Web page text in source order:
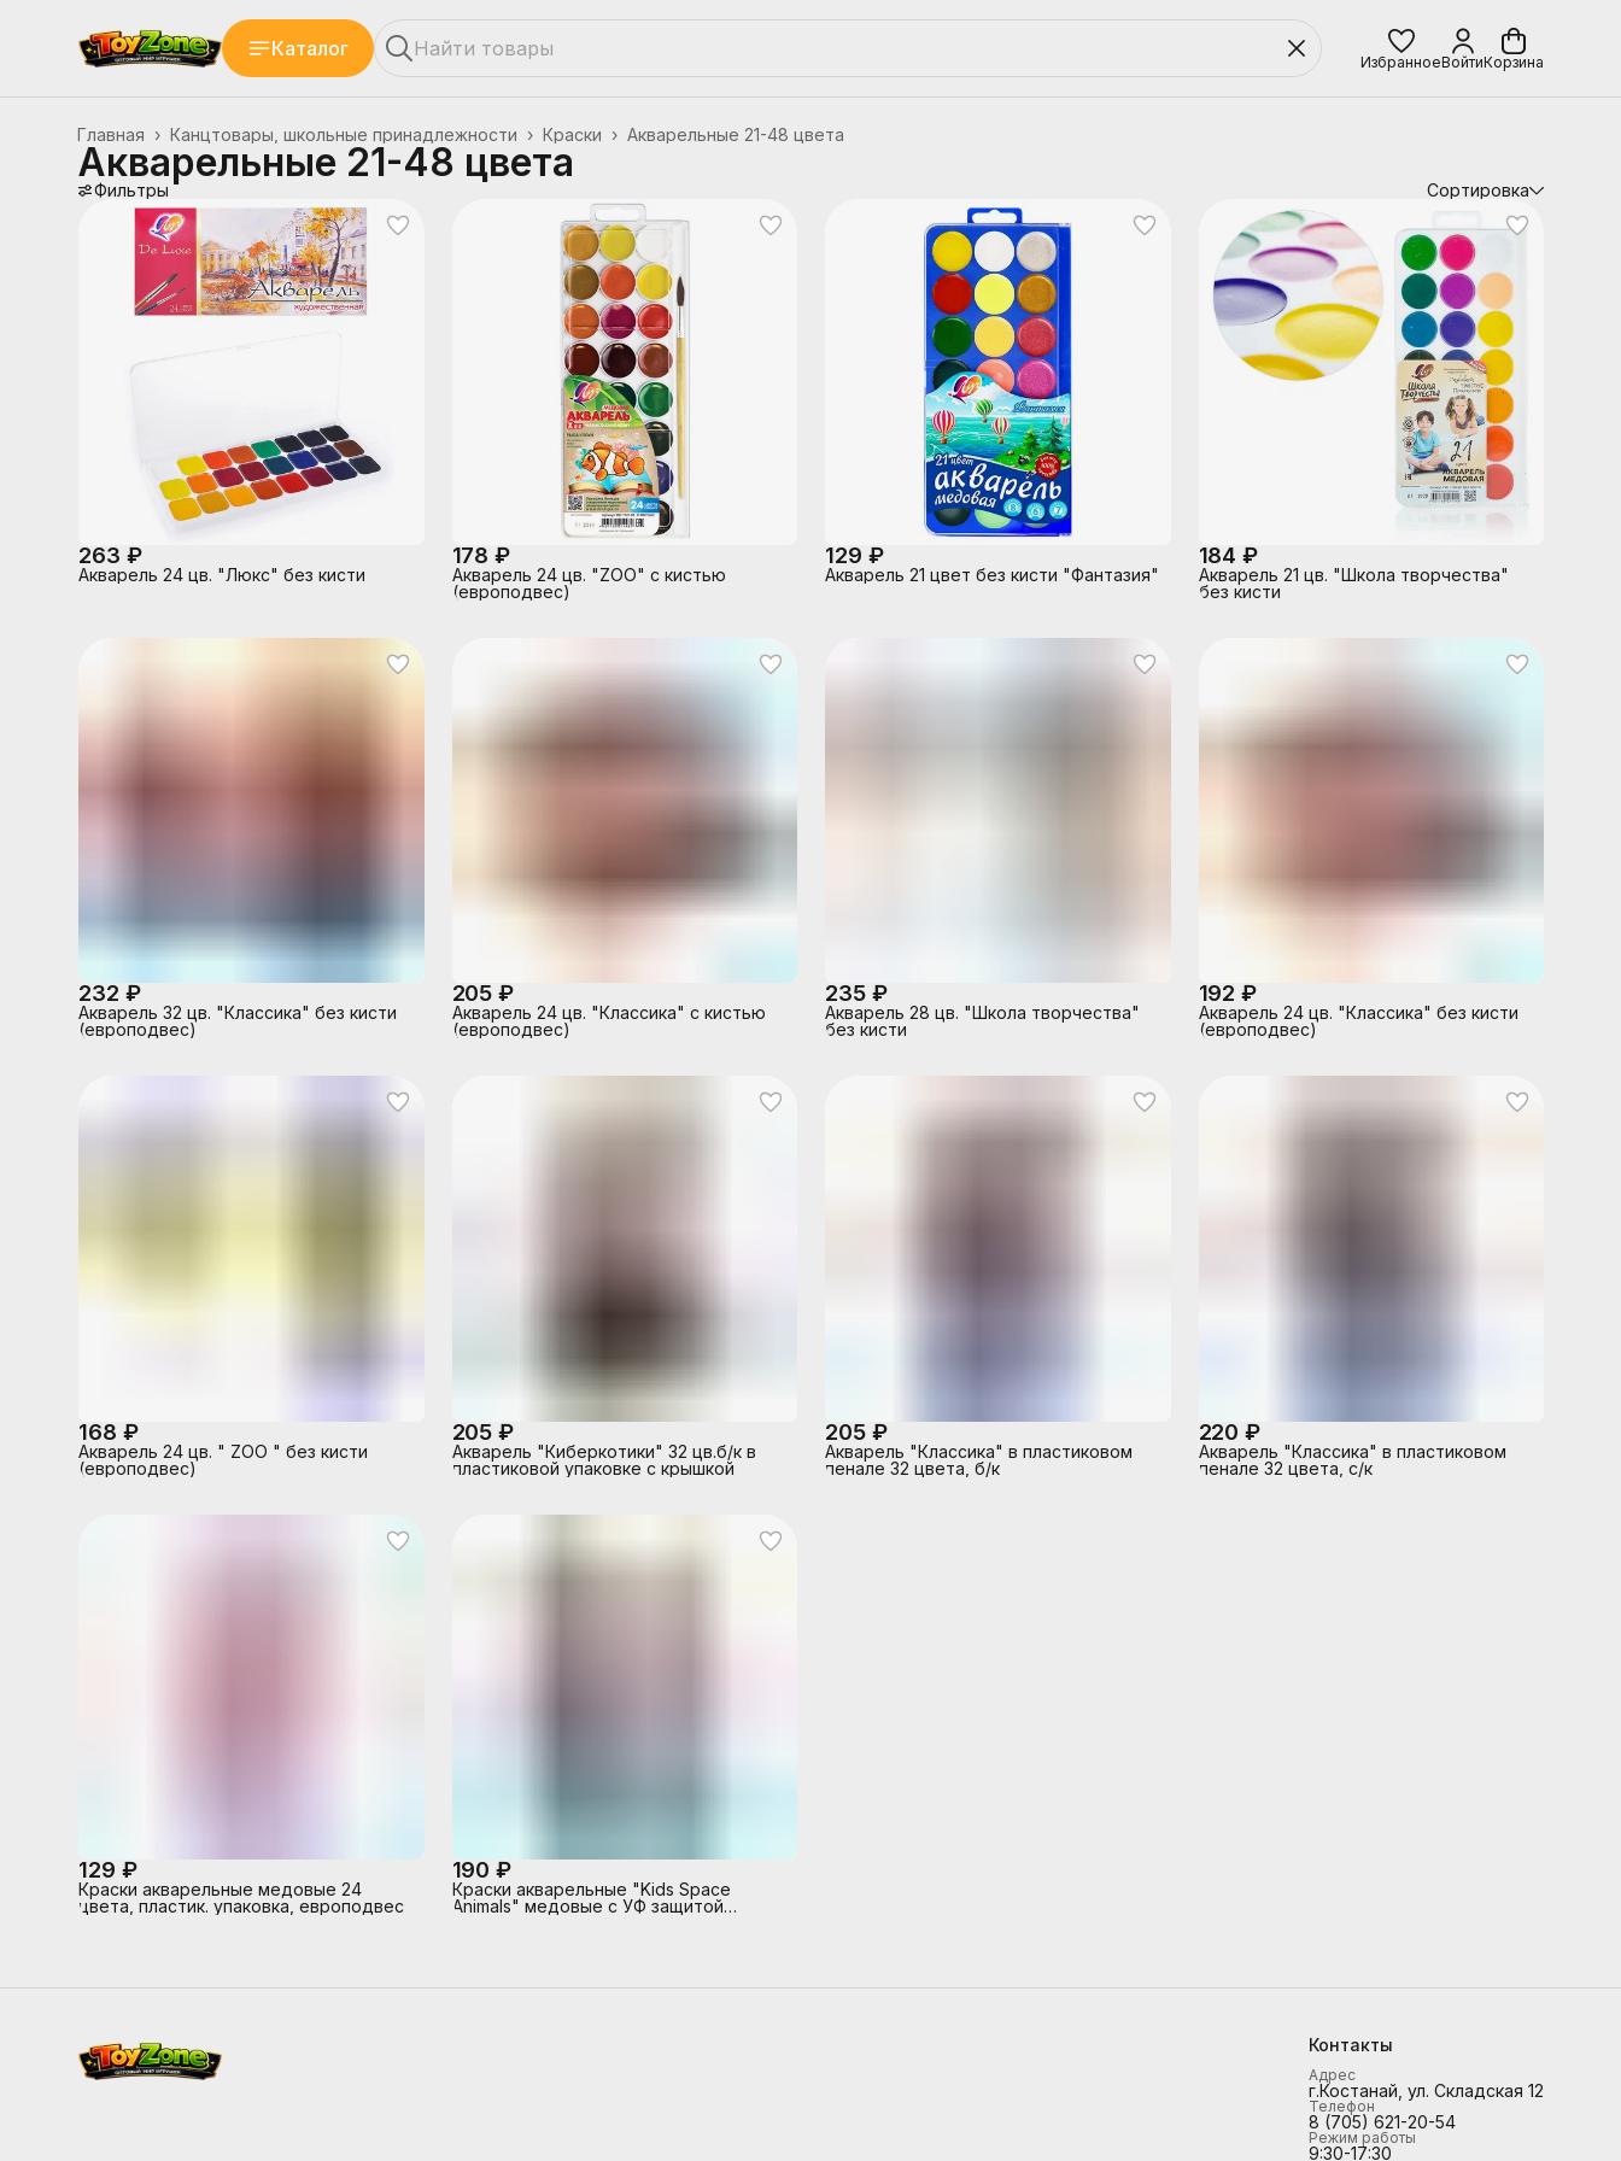
Каталог
ИзбранноеВойтиКорзина
Акварельные 21-48 цвета
Краски ›
Канцтовары, школьные принадлежности ›
Главная ›
Акварельные 21-48 цвета
Фильтры Сортировка
263 ₽
Акварель 24 цв. "Люкс" без кисти
178 ₽
Акварель 24 цв. "ZOO" с кистью
(европодвес)
129 ₽
Акварель 21 цвет без кисти "Фантазия"
184 ₽
Акварель 21 цв. "Школа творчества"
без кисти
232 ₽
Акварель 32 цв. "Классика" без кисти
(европодвес)
205 ₽
Акварель 24 цв. "Классика" с кистью
(европодвес)
235 ₽
Акварель 28 цв. "Школа творчества"
без кисти
192 ₽
Акварель 24 цв. "Классика" без кисти
(европодвес)
168 ₽
Акварель 24 цв. " ZOO " без кисти
(европодвес)
205 ₽
Акварель "Киберкотики" 32 цв.б/к в
пластиковой упаковке с крышкой
205 ₽
Акварель "Классика" в пластиковом
пенале 32 цвета, б/к
220 ₽
Акварель "Классика" в пластиковом
пенале 32 цвета, с/к
129 ₽
Краски акварельные медовые 24
цвета, пластик. упаковка, европодвес
190 ₽
Краски акварельные "Kids Space
Animals" медовые с УФ защитой
Контакты
Адрес
г.Костанай, ул. Складская 12
Телефон
8 (705) 621-20-54
Режим работы
9:30-17:30